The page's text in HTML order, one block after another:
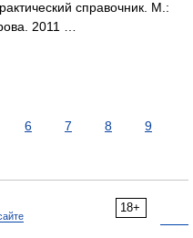
справочник. М.:
2011 …
6 7 8
9
18+